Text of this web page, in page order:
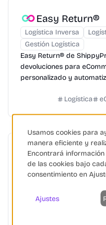
Easy Return®
Logística Inversa
Gestión Logística
Easy Return® de
devoluciones para
personalizado y
Logística
Celeritas
Logística eCommerce
Celeritas: Soluciones
y devoluciones con una
Usamos cookies para
manera eficiente y
Encontrará
de las cookies bajo
consentimiento en
Ajustes